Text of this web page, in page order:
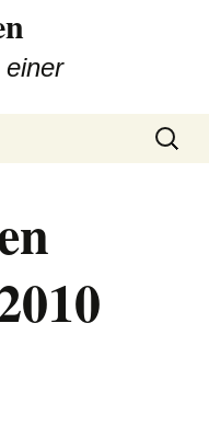
einer
Suchen
nach: